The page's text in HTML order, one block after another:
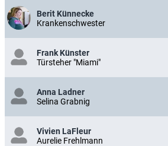
Berit Künnecke
Krankenschwester
Frank Künster
Türsteher "Miami"
Anna Ladner
Selina Grabnig
Vivien LaFleur
Aurelie Frehlmann